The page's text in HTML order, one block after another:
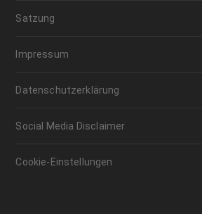
Satzung
Impressum
Datenschutzerklärung
Social Media Disclaimer
Cookie-Einstellungen